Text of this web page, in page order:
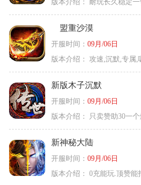
版本介绍： 耐玩长久稳定
盟重沙漠
开服时间： 09月/06日
版本介绍： 攻速,沉默,专属,
新版木子沉默
开服时间： 09月/06日
版本介绍：
只卖赞助30一
新神秘大陆
开服时间： 09月/06日
版本介绍： 0充能玩.顶赞能